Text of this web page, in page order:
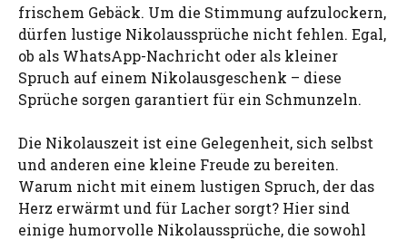
frischem Gebäck. Um die Stimmung aufzulockern,
dürfen lustige Nikolaussprüche nicht fehlen. Egal,
ob als WhatsApp-Nachricht oder als kleiner
Spruch auf einem Nikolausgeschenk – diese
Sprüche sorgen garantiert für ein Schmunzeln.
Die Nikolauszeit ist eine Gelegenheit, sich selbst
und anderen eine kleine Freude zu bereiten.
Warum nicht mit einem lustigen Spruch, der das
Herz erwärmt und für Lacher sorgt? Hier sind
einige humorvolle Nikolaussprüche, die sowohl